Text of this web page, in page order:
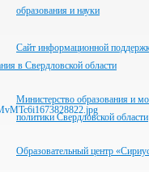
образования и науки
Сайт информационной
в Свердловской области
Министерство образования и
политики Свердловской области
Образовательный центр